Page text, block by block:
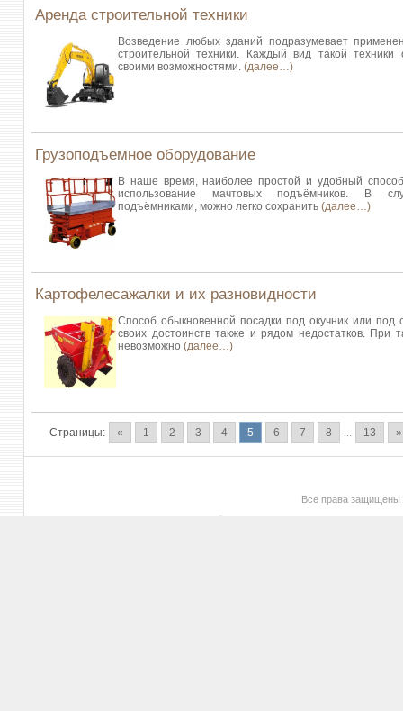
Аренда строительной техники
Возведение любых зданий подразумевает
строительной техники. Каждый вид такой техники
своими возможностями. (далее…)
Грузоподъемное оборудование
В наше время, наиболее простой и удобный способ
использование мачтовых подъёмников. В
подъёмниками, можно легко сохранить (далее…)
Картофелесажалки и их разновидности
Способ обыкновенной посадки под окучник или под
своих достоинств также и рядом недостатков. При
невозможно (далее…)
Страницы: « 1 2 3 4 5 6 7 8 ... 13 »
Все права